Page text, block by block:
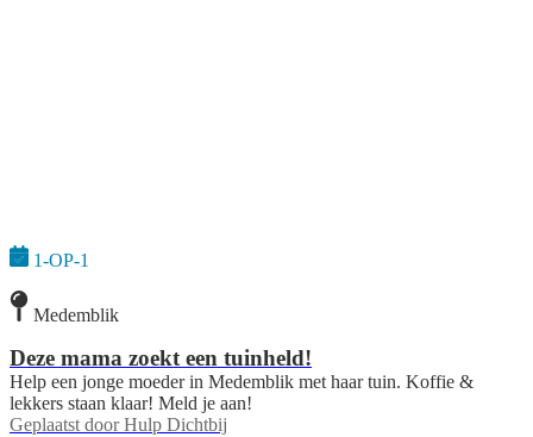
1-OP-1
Medemblik
Deze mama zoekt een tuinheld!
Help een jonge moeder in Medemblik met haar tuin. Koffie &
lekkers staan klaar! Meld je aan!
Geplaatst door Hulp Dichtbij